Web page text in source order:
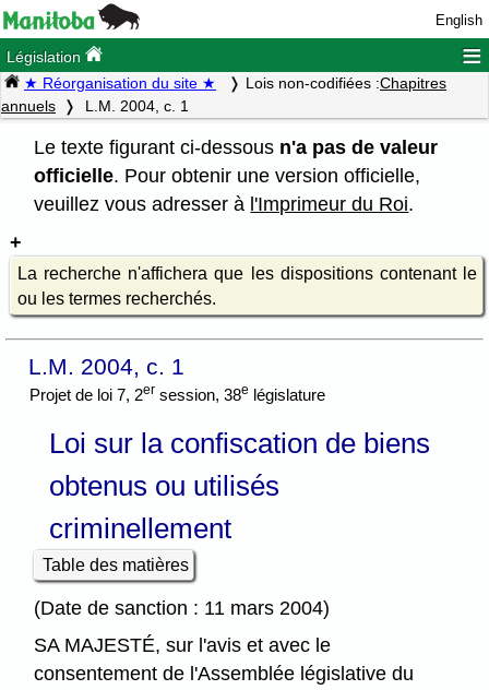
English
Législation ≡
★ Réorganisation du site ★ Lois non-codifiées :Chapitres
annuels
L.M. 2004, c. 1
Le texte figurant ci-dessous n'a pas de valeur
officielle. Pour obtenir une version officielle,
veuillez vous adresser à l'Imprimeur du Roi.
La recherche n'affichera que les dispositions contenant le
ou les termes recherchés.
L.M. 2004, c. 1
Projet de loi 7, 2er session, 38e législature
Loi sur la confiscation de biens
obtenus ou utilisés
criminellement
Table des matières
(Date de sanction : 11 mars 2004)
SA MAJESTÉ, sur l'avis et avec le
consentement de l'Assemblée législative du